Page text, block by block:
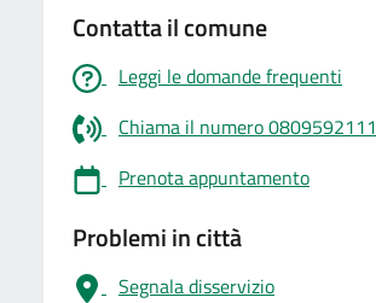
Contatta il comune
Leggi le domande frequenti
Chiama il numero 0809592111
Prenota appuntamento
Problemi in città
Segnala disservizio